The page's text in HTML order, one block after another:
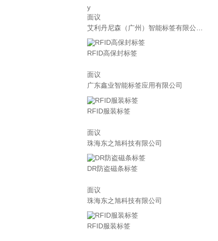
y
面议
RFID高保封标签
面议
广东鑫业智能标签应用有限公司
RFID服装标签
面议
珠海东之旭科技有限公司
DR防盗磁条标签
面议
珠海东之旭科技有限公司
RFID服装标签